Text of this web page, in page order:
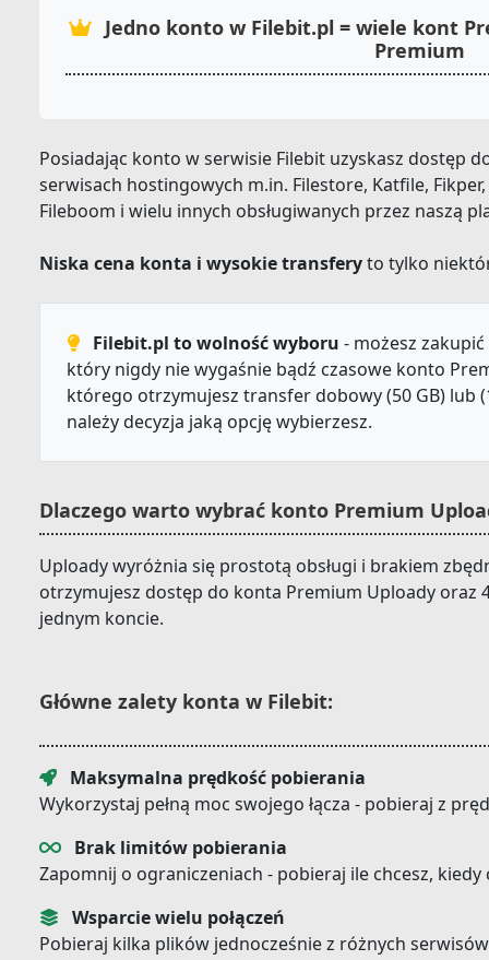
Jedno konto w Filebit.pl = wiele kont
Premium
Posiadając konto w serwisie Filebit uzyskasz dostęp
serwisach hostingowych m.in. Filestore, Katfile,
Fileboom i wielu innych obsługiwanych przez naszą
Niska cena konta i wysokie transferyto tylko
Filebit.pl to wolność wyboru - możesz
który nigdy nie wygaśnie bądź czasowe konto
którego otrzymujesz transfer dobowy (50 GB) lub
należy decyzja jaką opcję wybierzesz.
Dlaczego warto wybrać konto Premium
Uploady wyróżnia się prostotą obsługi i brakiem
otrzymujesz dostęp do konta Premium Uploady oraz
jednym koncie.
Główne zalety konta w Filebit:
Maksymalna prędkość pobierania
Wykorzystaj pełną moc swojego łącza - pobieraj z
Brak limitów pobierania
Zapomnij o ograniczeniach - pobieraj ile chcesz,
Wsparcie wielu połączeń
Pobieraj kilka plików jednocześnie z różnych